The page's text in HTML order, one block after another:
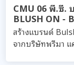
CMU 06 พี.ซี.
BLUSH ON -
สร้างแบรนด์
จากบริษัทพรีมา แ